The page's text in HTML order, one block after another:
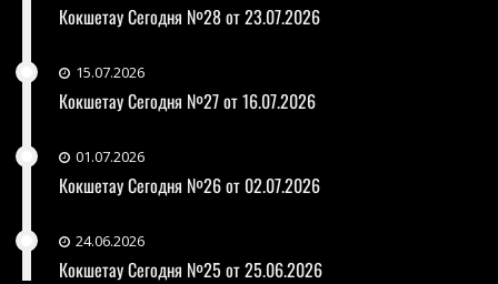
Кокшетау Сегодня №28 от 23.07.2026
15.07.2026
Кокшетау Сегодня №27 от 16.07.2026
01.07.2026
Кокшетау Сегодня №26 от 02.07.2026
24.06.2026
Кокшетау Сегодня №25 от 25.06.2026